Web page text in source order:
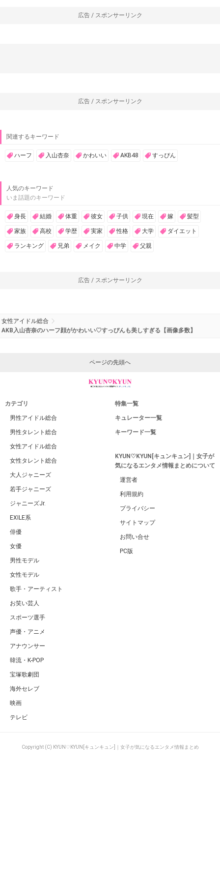
広告 / スポンサーリンク
広告 / スポンサーリンク
関連するキーワード
ハーフ 入山杏奈 かわいい AKB48 すっぴん
人気のキーワード
いま話題のキーワード
身長 結婚 体重 彼女 子供 現在 嫁 髪型
家族 高校 学歴 実家 性格 大学 ダイエット
ランキング 兄弟 メイク 中学 父親
広告 / スポンサーリンク
女性アイドル総合
AKB入山杏奈のハーフ顔がかわいい♡すっぴんも美しすぎる【画像多数】
ページの先頭へ
カテゴリ
男性アイドル総合
男性タレント総合
女性アイドル総合
女性タレント総合
大人ジャニーズ
若手ジャニーズ
ジャニーズJr.
EXILE系
俳優
女優
男性モデル
女性モデル
歌手・アーティスト
お笑い芸人
スポーツ選手
声優・アニメ
アナウンサー
韓流・K-POP
宝塚歌劇団
海外セレブ
映画
テレビ
特集一覧
キュレーター一覧
キーワード一覧
KYUN♡KYUN[キュンキュン]｜女子が
気になるエンタメ情報まとめについて
運営者
利用規約
プライバシー
サイトマップ
お問い合せ
PC版
Copyright (C) KYUN♡KYUN[キュンキュン]｜女子が気になるエンタメ情報まとめ